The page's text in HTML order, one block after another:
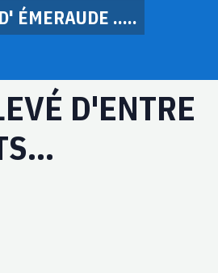
ÉMERAUDE .....
D'ENTRE